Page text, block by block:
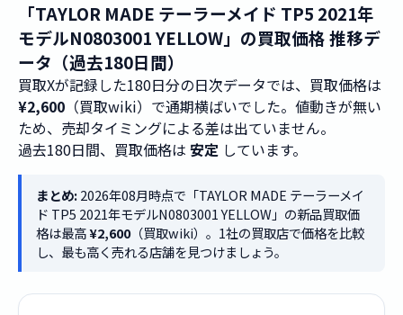
「TAYLOR MADE テーラーメイド TP5 2021年
モデルN0803001 YELLOW」の買取価格 推移デ
ータ（過去180日間）
買取Xが記録した180日分の日次データでは、買取価格は
¥2,600 （買取wiki）で通期横ばいでした。値動きが無い
ため、売却タイミングによる差は出ていません。
過去180日間、買取価格は 安定 しています。
まとめ:2026年08月時点で「TAYLOR MADE テーラーメイ
ド TP5 2021年モデルN0803001 YELLOW」の新品買取価
格は最高¥2,600（買取wiki）。1社の買取店で価格を比較
し、最も高く売れる店舗を見つけましょう。